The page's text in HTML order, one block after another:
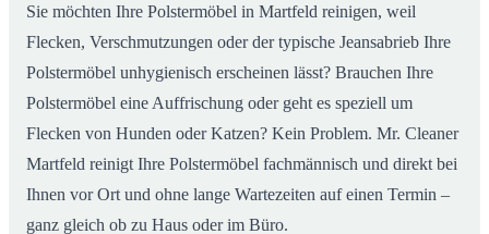
Sie möchten Ihre Polstermöbel in Martfeld reinigen, weil
Flecken, Verschmutzungen oder der typische Jeansabrieb Ihre
Polstermöbel unhygienisch erscheinen lässt? Brauchen Ihre
Polstermöbel eine Auffrischung oder geht es speziell um
Flecken von Hunden oder Katzen? Kein Problem. Mr. Cleaner
Martfeld reinigt Ihre Polstermöbel fachmännisch und direkt bei
Ihnen vor Ort und ohne lange Wartezeiten auf einen Termin –
ganz gleich ob zu Haus oder im Büro.